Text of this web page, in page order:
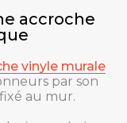
accroche
vinyle murale
par son
au mur.